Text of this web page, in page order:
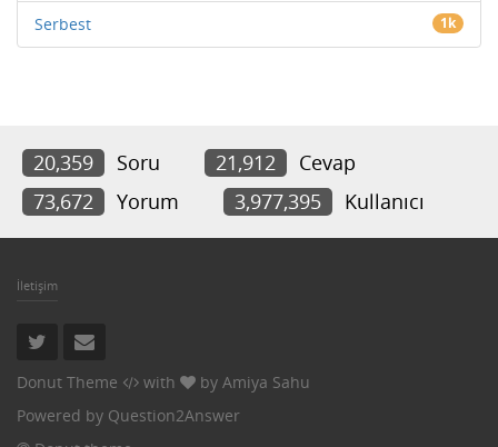
Serbest 1k
20,359 Soru 21,912
Cevap
73,672
Yorum 3,977,395 Kullanıcı
İletişim
Donut Theme with by Amiya Sahu
Powered by Question2Answer